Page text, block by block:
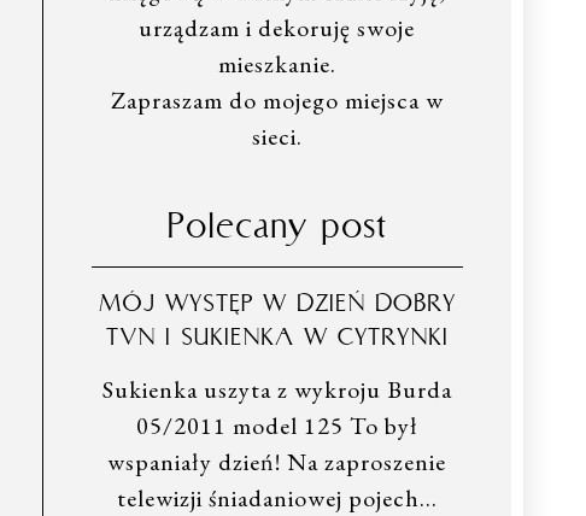
urządzam i dekoruję swoje
mieszkanie.
Zapraszam do mojego miejsca w
sieci.
Polecany post
MÓJ WYSTĘP W DZIEŃ DOBRY
TVN I SUKIENKA W CYTRYNKI
Sukienka uszyta z wykroju Burda
05/2011 model 125 To był
wspaniały dzień! Na zaproszenie
telewizji śniadaniowej pojech…